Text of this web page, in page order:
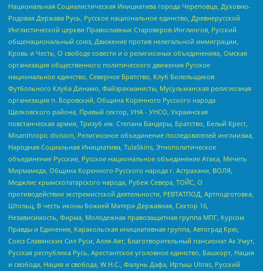
Национальная Социалистическая Инициатива города Череповца, Духовно-
Родовая Держава Русь, Русское национальное единство, Древнерусской
Инглистической церкви Православных Староверов-Инглингов, Русский
общенациональный союз, Движение против нелегальной иммиграции,
Кровь и Честь, О свободе совести и о религиозных объединениях, Омская
организация общественного политического движения Русское
национальное единство, Северное Братство, Клуб Болельщиков
Футбольного Клуба Динамо, Файзрахманисты, Мусульманская религиозная
организация п. Боровский, Община Коренного Русского народа
Щелковского района, Правый сектор, УНА - УНСО, Украинская
повстанческая армия, Тризуб им. Степана Бандеры, Братство, Белый Крест,
Misanthropic division, Религиозное объединение последователей инглиизма,
Народная Социальная Инициатива, TulaSkins, Этнополитическое
объединение Русские, Русское национальное объединение Атака, Мечеть
Мирмамеда, Община Коренного Русского народа г. Астрахани, ВОЛЯ,
Меджлис крымскотатарского народа, Рубеж Севера, ТОЙС, О
противодействии экстремистской деятельности, РЕВТАТПОД, Артподготовка,
Штольц, В честь иконы Божией Матери Державная, Сектор 16,
Независимость, Фирма, Молодежная правозащитная группа МПГ, Курсом
Правды и Единения, Каракольская инициативная группа, Автоград Крю,
Союз Славянских Сил Руси, Алля-Аят, Благотворительный пансионат Ак Умут,
Русская республика Русь, Арестантское уголовное единство, Башкорт, Нация
и свобода, Нация и свобода, W.H.С., Фалунь Дафа, Иртыш Ultras, Русский